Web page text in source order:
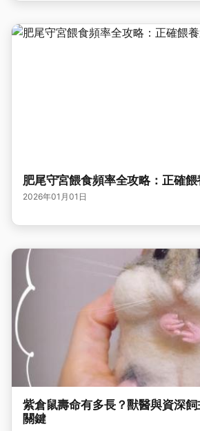
肥尾守宮餵食頻率全攻略：正確
2026年01月01日
紫倉鼠壽命有多長？獸醫與資深
關鍵